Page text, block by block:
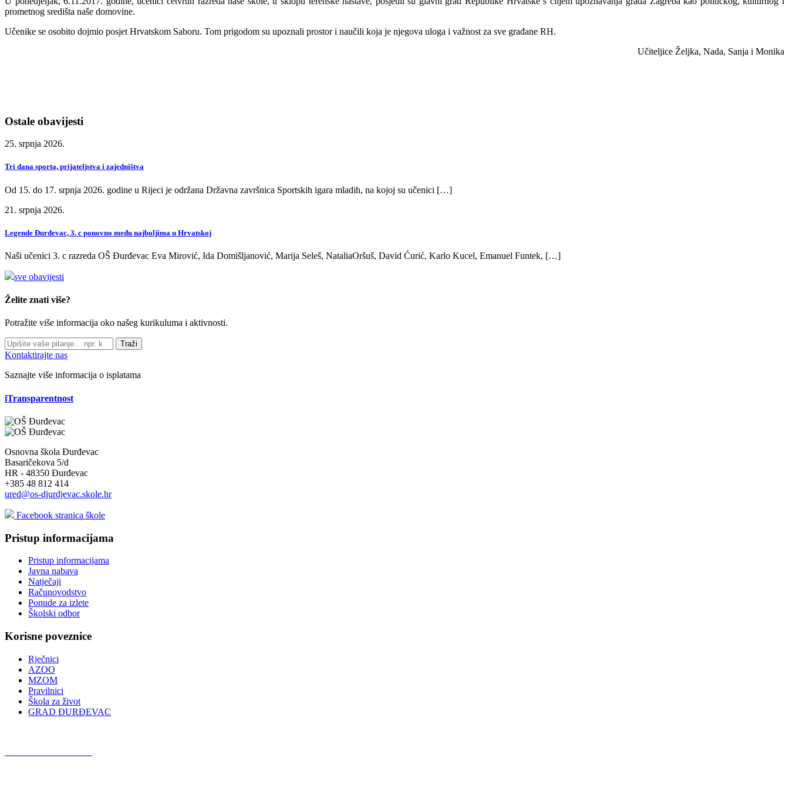
prometnog središta naše domovine.
Učenike se osobito dojmio posjet Hrvatskom Saboru. Tom prigodom su upoznali prostor i naučili koja je njegova uloga i važnost za sve građane RH.
Učiteljice Željka, Nada, Sanja i Monika
Ostale obavijesti
25. srpnja 2026.
Tri dana sporta, prijateljstva i zajedništva
Od 15. do 17. srpnja 2026. godine u Rijeci je održana Državna završnica Sportskih igara mladih, na kojoj su učenici […]
21. srpnja 2026.
Legende Đurđevac, 3. c ponovno među najboljima u Hrvatskoj
Naši učenici 3. c razreda OŠ Đurđevac Eva Mirović, Ida Domišljanović, Marija Seleš, NataliaOršuš, David Ćurić, Karlo Kucel, Emanuel Funtek, […]
sve obavijesti
Želite znati više?
Potražite više informacija oko našeg kurikuluma i aktivnosti.
Traži
Kontaktirajte nas
Saznajte više informacija o isplatama
iTransparentnost
Osnovna škola Đurđevac
Basaričekova 5/d
HR - 48350 Đurđevac
+385 48 812 414
ured@os-djurdjevac.skole.hr
Facebook stranica škole
Pristup informacijama
Pristup informacijama
Javna nabava
Natječaji
Računovodstvo
Ponude za izlete
Školski odbor
Korisne poveznice
Rječnici
AZOO
MZOM
Pravilnici
Škola za život
GRAD ĐURĐEVAC